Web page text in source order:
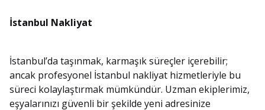
İstanbul Nakliyat
İstanbul’da taşınmak, karmaşık süreçler içerebilir;
ancak profesyonel İstanbul nakliyat hizmetleriyle bu
süreci kolaylaştırmak mümkündür. Uzman ekiplerimiz,
eşyalarınızı güvenli bir şekilde yeni adresinize